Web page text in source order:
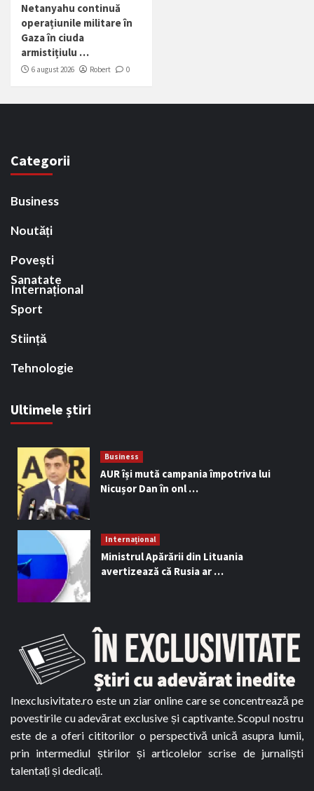
Netanyahu continuă
operațiunile militare în
Gaza în ciuda
armistițiulu …
6 august 2026 Robert 0
Categorii
Business
Noutăți
Povești
Internațional
Sanatate
Sport
Stiință
Tehnologie
Ultimele știri
Business
AUR își mută campania împotriva lui
Nicușor Dan în onl …
Internațional
Ministrul Apărării din Lituania
avertizează că Rusia ar …
Inexclusivitate.ro este un ziar online care se concentrează pe
povestirile cu adevărat exclusive și captivante. Scopul nostru
este de a oferi cititorilor o perspectivă unică asupra lumii,
prin intermediul știrilor și articolelor scrise de jurnaliști
talentați și dedicați.